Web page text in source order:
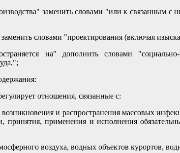
заменить словами "или к связанным с
словами "проектирования (включая
на" дополнить словами "социально-
отношения, связанные с:
и распространения массовых
принятия, применения и исполнения
воздуха, водных объектов курортов,